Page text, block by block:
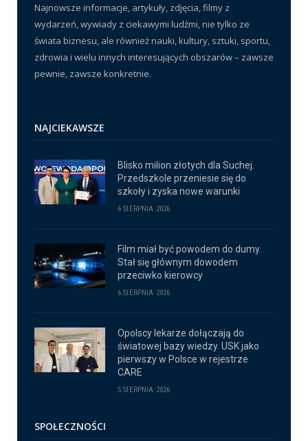
Najnowsze informacje, artykuły, zdjęcia, filmy z
wydarzeń, wywiady z ciekawymi ludźmi, nie tylko ze
świata biznesu, ale również nauki, kultury, sztuki, sportu,
zdrowia i wielu innych interesujących obszarów – zawsze
pewnie, zawsze konkretnie.
NAJCIEKAWSZE
Blisko milion złotych dla Suchej.
Przedszkole przeniesie się do
szkoły i zyska nowe warunki
6 SIERPNIA 2026
Film miał być powodem do dumy.
Stał się głównym dowodem
przeciwko kierowcy
6 SIERPNIA 2026
Opolscy lekarze dołączają do
światowej bazy wiedzy. USK jako
pierwszy w Polsce w rejestrze
CARE
5 SIERPNIA 2026
SPOŁECZNOŚCI